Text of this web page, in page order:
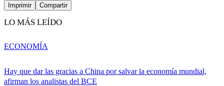
Imprimir Compartir
LO MÁS LEÍDO
Hay que dar las gracias a China por salvar la economía mundial,
afirman los analistas del BCE
ECONOMÍA